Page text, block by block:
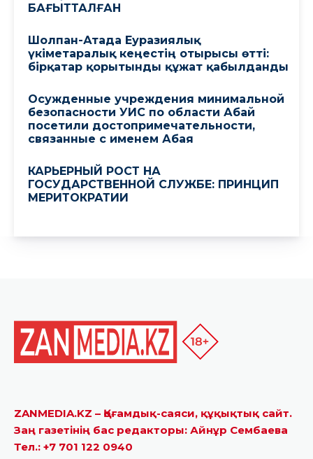
ZANMEDIA.KZ – Қоғамдық-саяси, құқықтық сайт.
Заң газетінің бас редакторы: Айнұр Сембаева
Тел.: +7 701 122 0940